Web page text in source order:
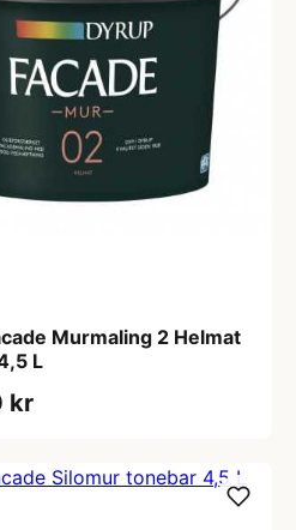
Murmaling 2 Helmat
L
kr